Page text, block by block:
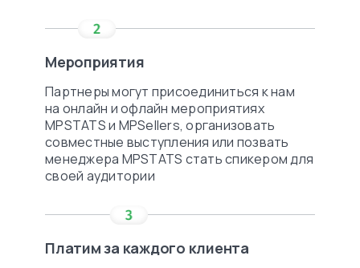
Мероприятия
Партнеры могут присоединиться к нам
на онлайн и офлайн мероприятиях
MPSTATS и MPSellers, организовать
совместные выступления или позвать
менеджера MPSTATS стать спикером для
своей аудитории
Платим за каждого клиента